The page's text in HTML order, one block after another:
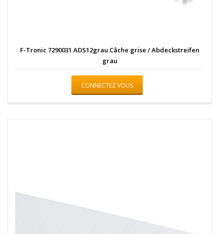
F-Tronic 7290031 ADS12grau Câche grise / Abdeckstreifen
grau
CONNECTEZ VOUS